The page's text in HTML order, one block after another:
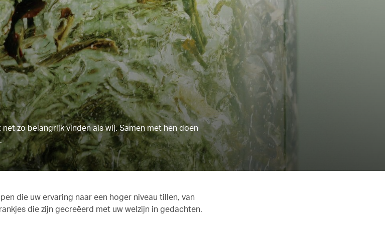
zo belangrijk vinden als wij. Samen met hen doen
die uw ervaring naar een hoger niveau tillen, van
die zijn gecreëerd met uw welzijn in gedachten.